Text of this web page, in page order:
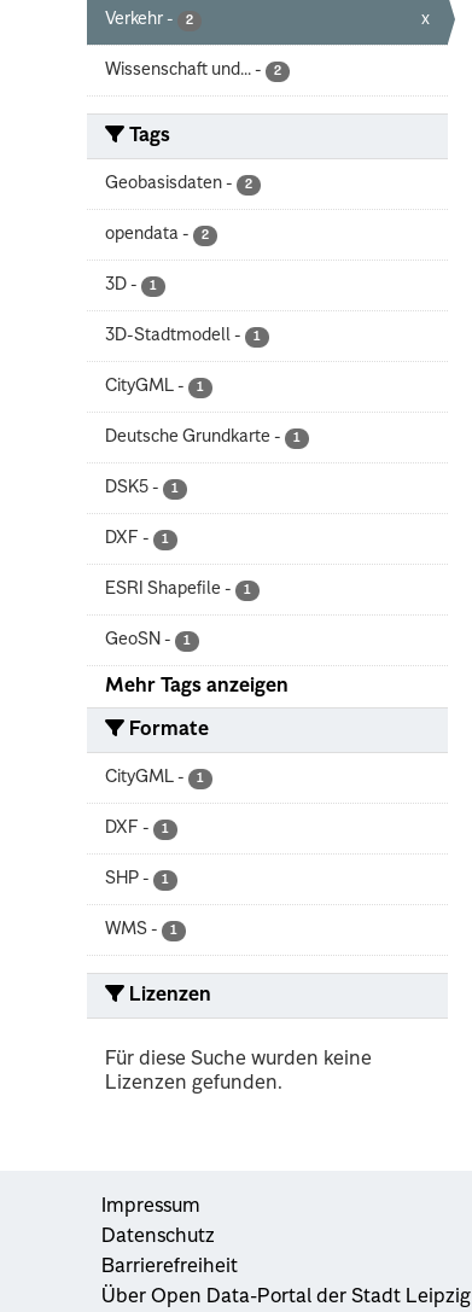
Verkehr - 2 x
Wissenschaft und... - 2
Tags
Geobasisdaten - 2
opendata - 2
3D - 1
3D-Stadtmodell - 1
CityGML - 1
Deutsche Grundkarte - 1
DSK5 - 1
DXF - 1
ESRI Shapefile - 1
GeoSN - 1
Mehr Tags anzeigen
Formate
CityGML - 1
DXF - 1
SHP - 1
WMS - 1
Lizenzen
Für diese Suche wurden keine
Lizenzen gefunden.
Impressum
Datenschutz
Barrierefreiheit
Über Open Data-Portal der Stadt Leipzig